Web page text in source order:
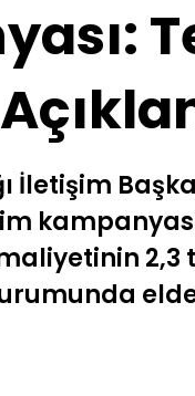
İletişim
2,3